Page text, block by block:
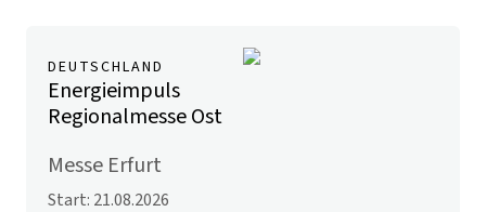
DEUTSCHLAND
Energieimpuls
Regionalmesse Ost
Messe Erfurt
Start: 21.08.2026